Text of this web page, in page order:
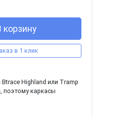
корзину
в 1 клик
Highland или Tramp
поэтому каркасы